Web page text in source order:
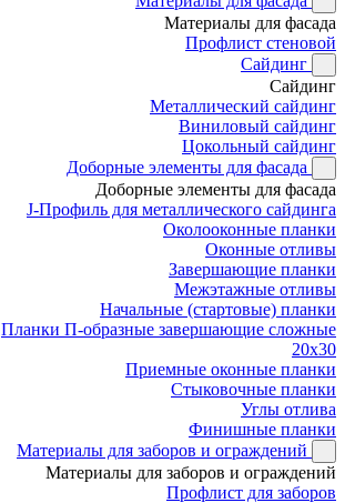
Материалы для фасада
Профлист стеновой
Сайдинг
Сайдинг
Металлический сайдинг
Виниловый сайдинг
Цокольный сайдинг
Доборные элементы для фасада
Доборные элементы для фасада
J-Профиль для металлического сайдинга
Околооконные планки
Оконные отливы
Завершающие планки
Межэтажные отливы
Начальные (стартовые) планки
Планки П-образные завершающие сложные
20x30
Приемные оконные планки
Стыковочные планки
Углы отлива
Финишные планки
Материалы для заборов и ограждений
Материалы для заборов и ограждений
Профлист для заборов